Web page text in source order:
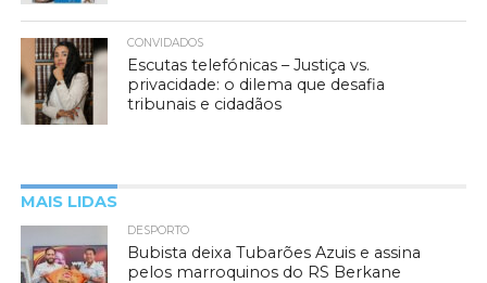
CONVIDADOS
Escutas telefónicas – Justiça vs.
privacidade: o dilema que desafia
tribunais e cidadãos
MAIS LIDAS
DESPORTO
Bubista deixa Tubarões Azuis e assina
pelos marroquinos do RS Berkane